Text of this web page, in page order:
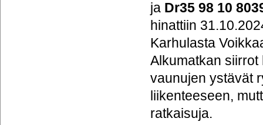
ja Dr35 98 10
hinattiin
Karhulasta
Alkumatkan
vaunujen ystävät
liikenteeseen,
ratkaisuja.